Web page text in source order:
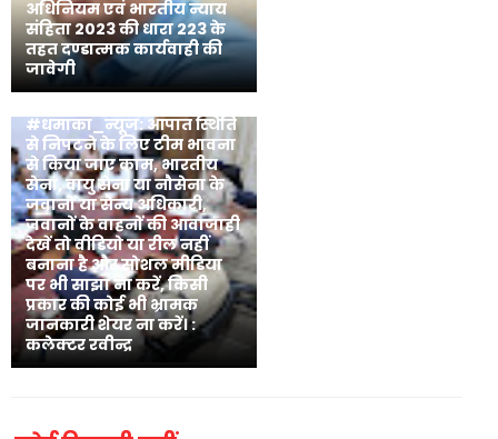
अधिनियम एवं भारतीय न्याय
संहिता 2023 की धारा 223 के
तहत दण्डात्मक कार्यवाही की
जावेगी
#धमाका_न्यूज: आपात स्थिति
से निपटने के लिए टीम भावना
से किया जाए काम, भारतीय
सेना, वायु सेना या नौसेना के
जवानों या सैन्य अधिकारी,
जवानों के वाहनों की आवाजाही
देखें तो वीडियो या रील नहीं
बनाना है और सोशल मीडिया
पर भी साझा ना करें, किसी
प्रकार की कोई भी भ्रामक
जानकारी शेयर ना करें। :
कलेक्टर रवीन्द्र